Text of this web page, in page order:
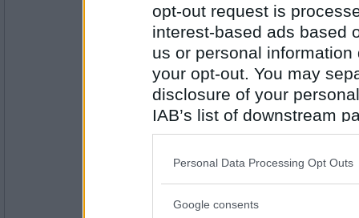
opt-out request is
interest-based ads based
us or personal
your opt-out. You may
disclosure of your
IAB’s list of downstream
also be disclosed by us
Downstream Participants
Please note that this
Personal Data Processing Opt Outs
Google consents
- Ej medlem längre
Antal inlägg:
6106
Tror vi spelat några gånger när hon hade
väldigt lik en person jag spelst med.